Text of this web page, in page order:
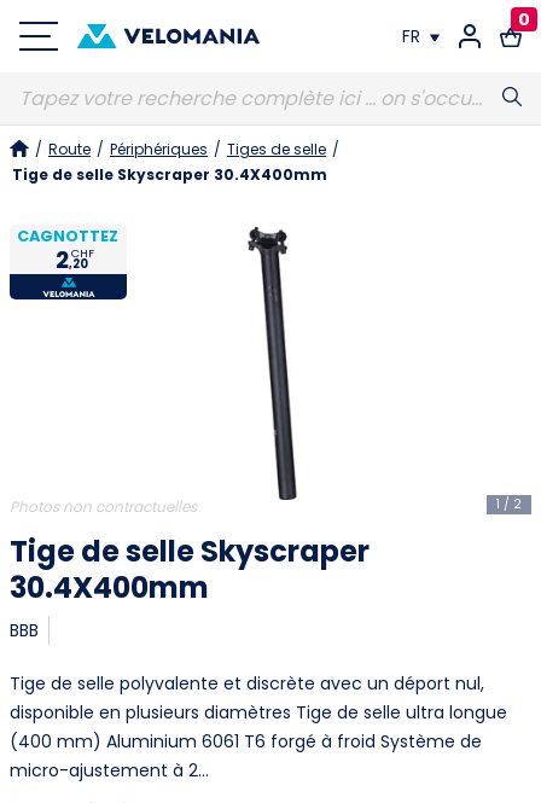
FR
FR
0
/ Route / Périphériques / Tiges de selle /
Tige de selle Skyscraper 30.4X400mm
CAGNOTTEZ
2,20
CHF
1 / 2
Photos non contractuelles
Tige de selle Skyscraper
30.4X400mm
BBB
Tige de selle polyvalente et discrète avec un déport nul,
disponible en plusieurs diamètres Tige de selle ultra longue
(400 mm) Aluminium 6061 T6 forgé à froid Système de
micro-ajustement à 2…